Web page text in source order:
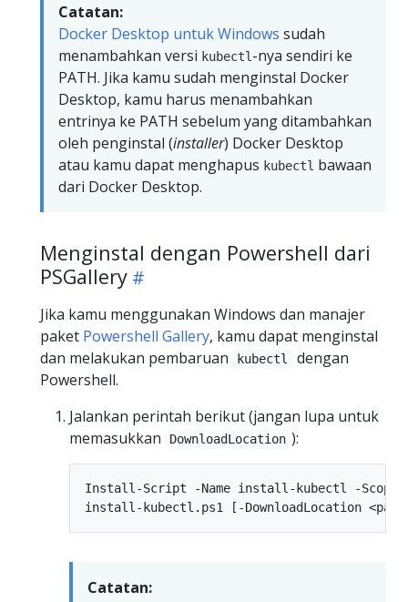
Catatan:
Docker Desktop untuk Windows sudah
menambahkan versi kubectl -nya sendiri ke
PATH. Jika kamu sudah menginstal Docker
Desktop, kamu harus menambahkan
entrinya ke PATH sebelum yang ditambahkan
oleh penginstal (installer) Docker Desktop
atau kamu dapat menghapus kubectl bawaan
dari Docker Desktop.
Menginstal dengan Powershell dari
PSGallery
Jika kamu menggunakan Windows dan manajer
paket Powershell Gallery, kamu dapat menginstal
dan melakukan pembaruan
kubectl
dengan
Powershell.
Jalankan perintah berikut (jangan lupa untuk
memasukkan
DownloadLocation ):
Install-Script -Name install-kubectl -Scope
Catatan: